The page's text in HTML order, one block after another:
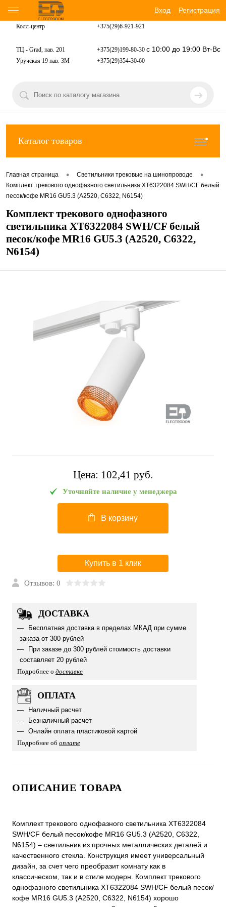
Вход Регистрация
Колл-центр +375(29)6-921-921
ТЦ - Grad, пав. 201 +375(29)199-80-30 с 10:00 до 19:00 Вт-Вс
Уручская 19 пав. 3М +375(29)354-30-60
Каталог товаров
Главная страница • Светильники трековые на шинопроводе •
Комплект трекового однофазного светильника XT6322084 SWH/CF белый
песок/кофе MR16 GU5.3 (A2520, C6322, N6154)
Комплект трекового однофазного
светильника XT6322084 SWH/CF белый
песок/кофе MR16 GU5.3 (A2520, C6322,
N6154)
Цена: 102,41 pуб.
Уточняйте наличие у менеджера
В корзину
Купить в 1 клик
Отзывов: 0
ДОСТАВКА
Бесплатная доставка в пределах МКАД при сумме
заказа от 300 рублей
При заказе до 300 рублей стоимость доставки
составляет 20 рублей
Подробнее о доставке
ОПЛАТА
Наличный расчет
Безналичный расчет
Онлайн оплата пластиковой картой
Подробнее об оплате
ОПИСАНИЕ ТОВАРА
Комплект трекового однофазного светильника XT6322084
SWH/CF белый песок/кофе MR16 GU5.3 (A2520, C6322,
N6154) – светильник из прочных металлических деталей и
качественного стекла. Конструкция имеет универсальный
дизайн, за счет чего преобразит комнату как в
классическом, так и в стиле модерн. Комплект трекового
однофазного светильника XT6322084 SWH/CF белый песок/
кофе MR16 GU5.3 (A2520, C6322, N6154) хорошо